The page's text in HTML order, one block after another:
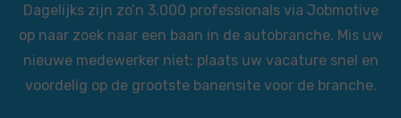
Dagelijks zijn zo’n 3.000 professionals via Jobmotive
op naar zoek naar een baan in de autobranche. Mis uw
nieuwe medewerker niet: plaats uw vacature snel en
voordelig op de grootste banensite voor de branche.